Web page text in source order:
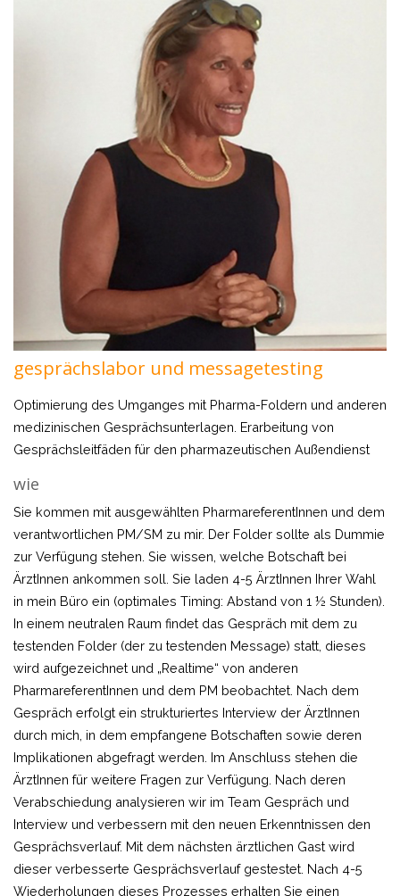
gesprächslabor und messagetesting
Optimierung des Umganges mit Pharma-Foldern und anderen
medizinischen Gesprächsunterlagen. Erarbeitung von
Gesprächsleitfäden für den pharmazeutischen Außendienst
wie
Sie kommen mit ausgewählten PharmareferentInnen und dem
verantwortlichen PM/SM zu mir. Der Folder sollte als Dummie
zur Verfügung stehen. Sie wissen, welche Botschaft bei
ÄrztInnen ankommen soll. Sie laden 4-5 ÄrztInnen Ihrer Wahl
in mein Büro ein (optimales Timing: Abstand von 1 ½ Stunden).
In einem neutralen Raum findet das Gespräch mit dem zu
testenden Folder (der zu testenden Message) statt, dieses
wird aufgezeichnet und „Realtime“ von anderen
PharmareferentInnen und dem PM beobachtet. Nach dem
Gespräch erfolgt ein strukturiertes Interview der ÄrztInnen
durch mich, in dem empfangene Botschaften sowie deren
Implikationen abgefragt werden. Im Anschluss stehen die
ÄrztInnen für weitere Fragen zur Verfügung. Nach deren
Verabschiedung analysieren wir im Team Gespräch und
Interview und verbessern mit den neuen Erkenntnissen den
Gesprächsverlauf. Mit dem nächsten ärztlichen Gast wird
dieser verbesserte Gesprächsverlauf gestestet. Nach 4-5
Wiederholungen dieses Prozesses erhalten Sie einen